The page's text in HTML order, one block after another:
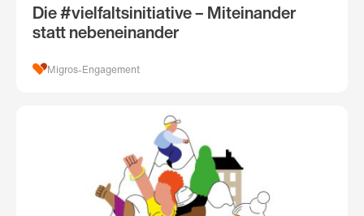
Die #vielfaltsinitiative – Miteinander
statt nebeneinander
Migros-Engagement